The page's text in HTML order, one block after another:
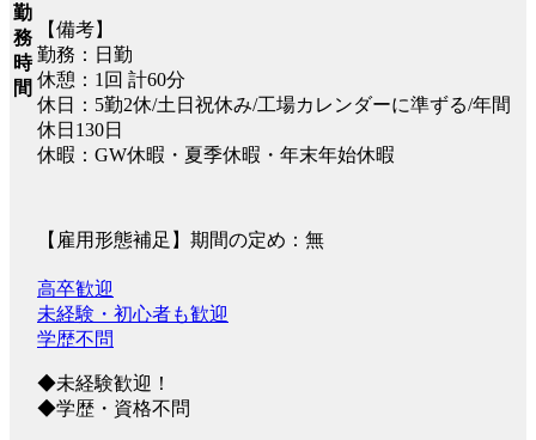
勤
務
時
間
【備考】
勤務：日勤
休憩：1回 計60分
休日：5勤2休/土日祝休み/工場カレンダーに準ずる/年間
休日130日
休暇：GW休暇・夏季休暇・年末年始休暇
【雇用形態補足】期間の定め：無
高卒歓迎
未経験・初心者も歓迎
学歴不問
◆未経験歓迎！
◆学歴・資格不問